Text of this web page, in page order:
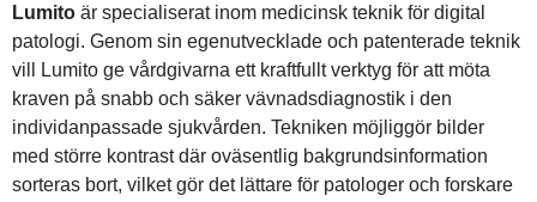
Lumito är specialiserat inom medicinsk teknik för digital
patologi. Genom sin egenutvecklade och patenterade teknik
vill Lumito ge vårdgivarna ett kraftfullt verktyg för att möta
kraven på snabb och säker vävnadsdiagnostik i den
individanpassade sjukvården. Tekniken möjliggör bilder
med större kontrast där oväsentlig bakgrundsinformation
sorteras bort, vilket gör det lättare för patologer och forskare